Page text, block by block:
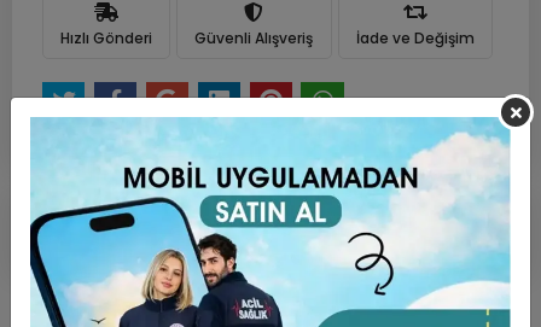
Hızlı Gönderi Güvenli Alışveriş İade ve Değişim
Ürün Açıklaması Garanti ve Teslimat